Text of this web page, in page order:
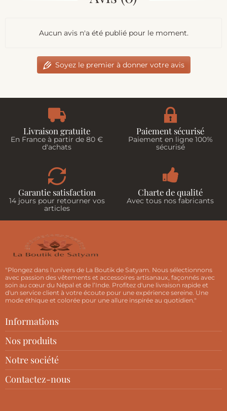
Aucun avis n'a été publié pour le moment.
Soyez le premier à donner votre avis
Livraison gratuite
En France à partir de 80 €
d'achats
Paiement sécurisé
Paiement en ligne 100%
sécurisé
Garantie satisfaction
14 jours pour retourner vos
articles
Charte de qualité
Avec tous nos fabricants
"Plongez dans l'univers de La Boutik de Satyam. Nous sélectionnons
avec passion des vêtements et accessoires artisanaux, façonnés avec
soin au cœur du Népal et de l’Inde. Profitez d'une livraison rapide et
d'un service client à votre écoute pour une expérience sereine. Une
mode éthique et colorée pour une allure inspirée au quotidien."
Informations
Nos produits
Notre société
Contactez-nous